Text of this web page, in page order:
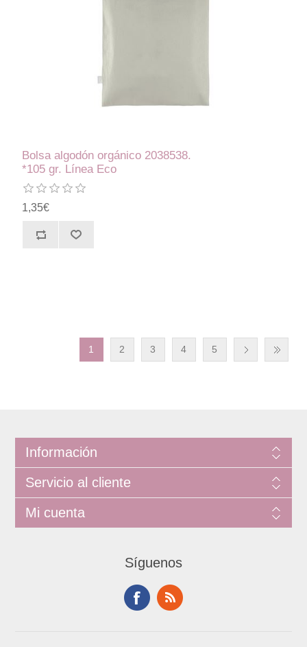
Bolsa algodón orgánico 2038538.
*105 gr. Línea Eco
1,35€
1 2 3 4 5
Información
Servicio al cliente
Mi cuenta
Síguenos